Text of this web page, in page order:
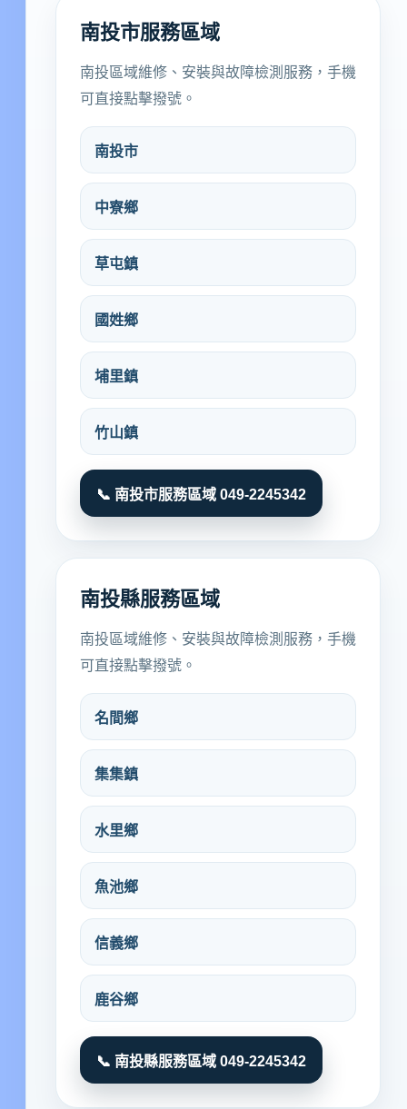
南投市服務區域
南投區域維修、安裝與故障檢測服務，手機
可直接點擊撥號。
南投市
中寮鄉
草屯鎮
國姓鄉
埔里鎮
竹山鎮
📞 南投市服務區域 049-2245342
南投縣服務區域
南投區域維修、安裝與故障檢測服務，手機
可直接點擊撥號。
名間鄉
集集鎮
水里鄉
魚池鄉
信義鄉
鹿谷鄉
📞 南投縣服務區域 049-2245342